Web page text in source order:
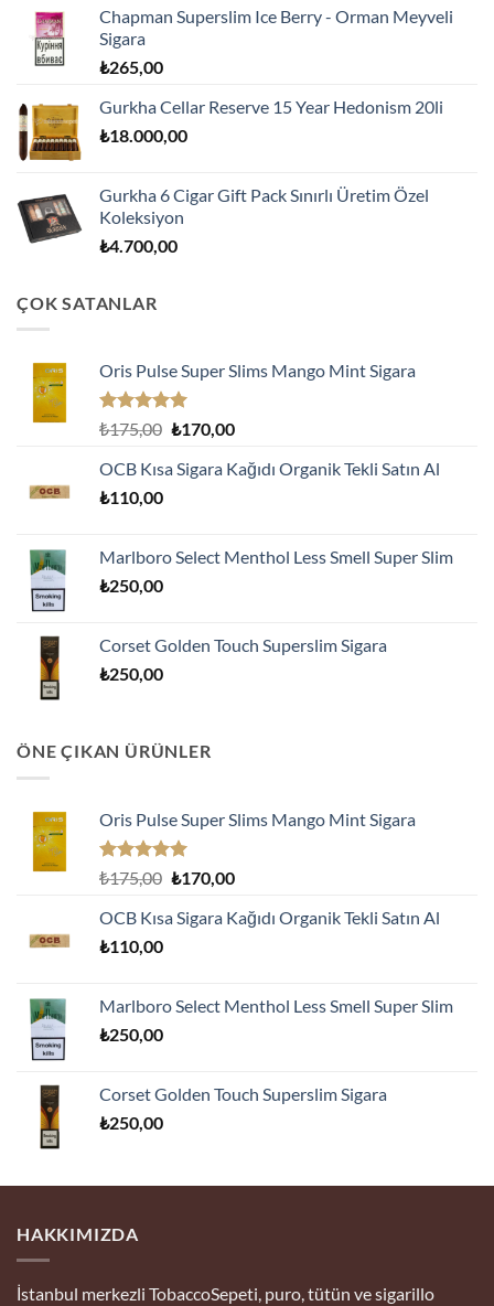
Chapman Superslim Ice Berry - Orman Meyveli
Sigara
₺265,00
Gurkha Cellar Reserve 15 Year Hedonism 20li
₺18.000,00
Gurkha 6 Cigar Gift Pack Sınırlı Üretim Özel
Koleksiyon
₺4.700,00
ÇOK SATANLAR
Oris Pulse Super Slims Mango Mint Sigara
5 üzerinden
oy
aldı
₺175,00 Orijinal
₺175,00.
₺170,00Şu
fiyat:
OCB Kısa Sigara Kağıdı Organik Tekli Satın Al
₺110,00
Marlboro Select Menthol Less Smell Super Slim
₺250,00
Corset Golden Touch Superslim Sigara
₺250,00
ÖNE ÇIKAN ÜRÜNLER
Oris Pulse Super Slims Mango Mint Sigara
5 üzerinden
oy
aldı
₺175,00 Orijinal
₺175,00.
₺170,00Şu
fiyat:
OCB Kısa Sigara Kağıdı Organik Tekli Satın Al
₺110,00
Marlboro Select Menthol Less Smell Super Slim
₺250,00
Corset Golden Touch Superslim Sigara
₺250,00
HAKKIMIZDA
İstanbul merkezli TobaccoSepeti, puro, tütün ve sigarillo